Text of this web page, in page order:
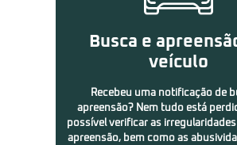
Busca e
veículo
Recebeu uma notificação de
apreensão? Nem tudo está
possível verificar as
apreensão, bem como as